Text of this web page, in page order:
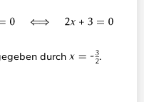
durch
.